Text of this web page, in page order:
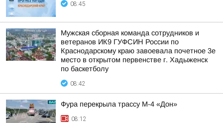
08:45
Мужская сборная команда сотрудников и
ветеранов ИК9 ГУФСИН России по
Краснодарскому краю завоевала почетное 3е
место в открытом первенстве г. Хадыженск
по баскетболу
08:42
Фура перекрыла трассу М-4 «Дон»
08:12